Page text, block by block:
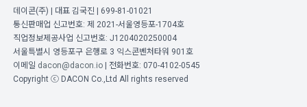
로써 이용
크(GitHub,
데이콘(주) | 대표 김국진 | 699-81-01021
통신판매업 신고번호: 제 2021-서울영등포-1704호
직업정보제공사업 신고번호: J1204020250004
서울특별시 영등포구 은행로 3 익스콘벤처타워 901호
이메일 dacon@dacon.io| 전화번호: 070-4102-0545
Copyright ⓒ DACON Co.,Ltd All rights reserved